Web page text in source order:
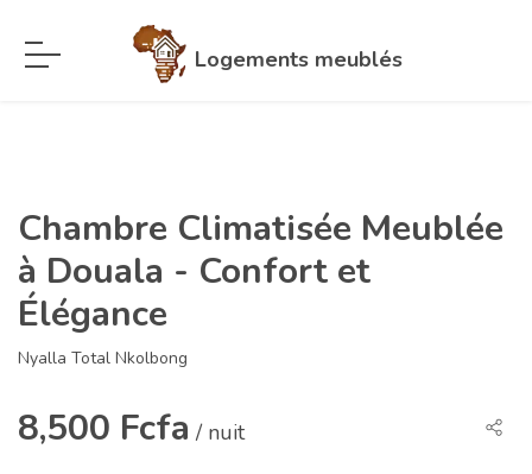
Logements meublés
Chambre Climatisée Meublée
à Douala - Confort et
Élégance
Nyalla Total Nkolbong
8,500 Fcfa / nuit